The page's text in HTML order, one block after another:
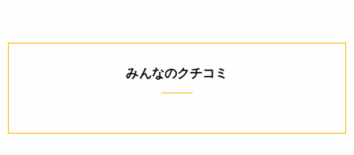
保存方法(未開封)
直射日光・高温多湿を避け冷暗所に保存
みんなのクチコミ